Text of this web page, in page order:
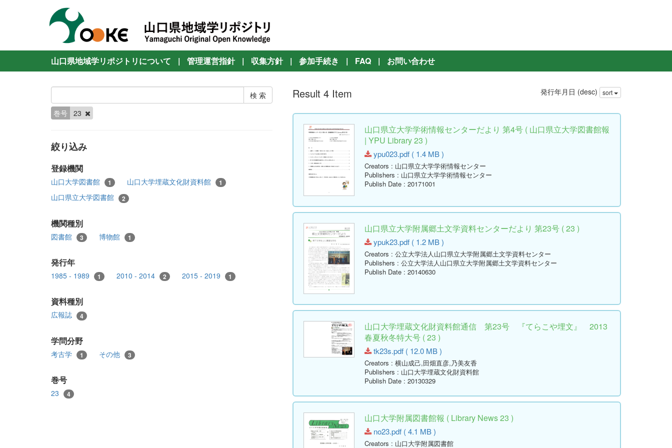
山口県地域学リポジトリについて | 管理運営指針 | 収集方針 | 参加手続き | FAQ | お問い合わせ
巻号 23
絞り込み
登録機関
山口大学図書館 1 山口大学埋蔵文化財資料館 1
山口県立大学図書館 2
機関種別
図書館 3 博物館 1
発行年
1985 - 1989 1 2010 - 2014 2 2015 - 2019 1
資料種別
広報誌 4
学問分野
考古学 1 その他 3
巻号
23 4
Result 4 Item 発行年月日 (desc) sort
山口県立大学学術情報センターだより 第4号 ( 山口県立大学図書館報
| YPU Library 23 )
ypu023.pdf ( 1.4 MB )
Creators : 山口県立大学学術情報センター
Publishers : 山口県立大学学術情報センター
Publish Date : 20171001
山口県立大学附属郷土文学資料センターだより 第23号 ( 23 )
ypuk23.pdf ( 1.2 MB )
Creators : 公立大学法人山口県立大学附属郷土文学資料センター
Publishers : 公立大学法人山口県立大学附属郷土文学資料センター
Publish Date : 20140630
山口大学埋蔵文化財資料館通信 第23号 『てらこや埋文』 2013
春夏秋冬特大号 ( 23 )
tk23s.pdf ( 12.0 MB )
Creators : 横山成己,田畑直彦,乃美友香
Publishers : 山口大学埋蔵文化財資料館
Publish Date : 20130329
山口大学附属図書館報 ( Library News 23 )
no23.pdf ( 4.1 MB )
Creators : 山口大学附属図書館